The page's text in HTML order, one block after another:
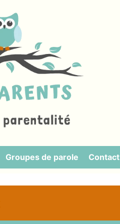
Groupes de parole Contact